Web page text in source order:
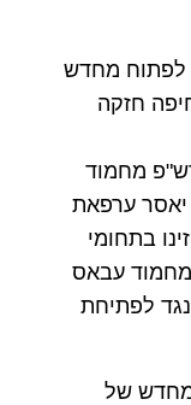
לפתוח מחדש
חזקה
מחמוד
יאסר ערפאת
בתחומי
מחמוד עבאס
לפתיחת
מחדש של